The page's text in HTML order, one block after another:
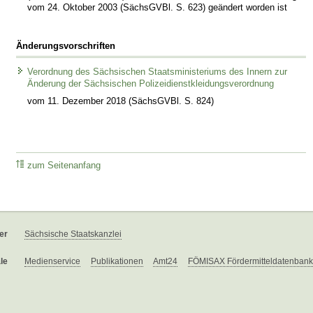
vom 24. Oktober 2003 (SächsGVBl. S. 623) geändert worden ist
Änderungsvorschriften
Verordnung des Sächsischen Staatsministeriums des Innern zur
Änderung der Sächsischen Polizeidienstkleidungsverordnung
vom 11. Dezember 2018 (SächsGVBl. S. 824)
zum Seitenanfang
Sächsische Staatskanzlei
Medienservice Publikationen Amt24 FÖMISAX Fördermitteldatenbank